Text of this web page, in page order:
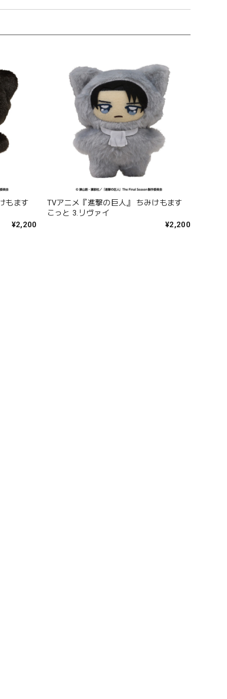
もます
¥2,200
TVアニメ『進撃の巨人』 ちみけもます
こっと 3.リヴァイ
¥2,200